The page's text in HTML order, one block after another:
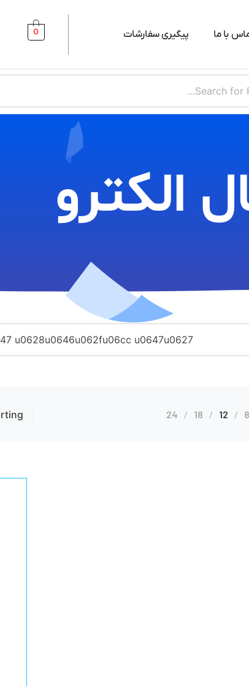
با ما پیگیری سفارشات 0
الکترو​
8
12
18
24